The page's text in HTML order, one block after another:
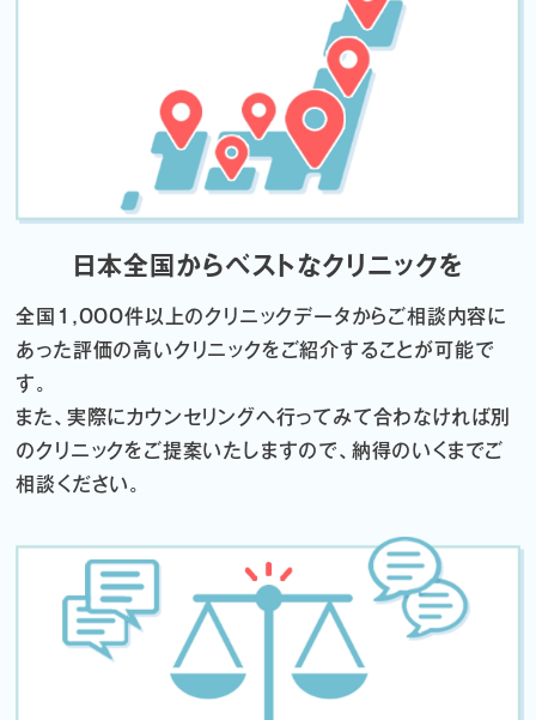
日本全国からベストなクリニックを
全国1,000件以上のクリニックデータからご相談内容に
あった評価の高いクリニックをご紹介することが可能で
す。
また、実際にカウンセリングへ行ってみて合わなければ別
のクリニックをご提案いたしますので、納得のいくまでご
相談ください。